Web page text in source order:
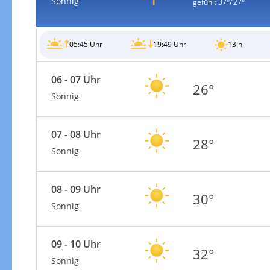
gefühlt37°/ 27°
05:45 Uhr 19:49 Uhr 13 h
06 - 07 Uhr
Sonnig 26°
07 - 08 Uhr
Sonnig 28°
08 - 09 Uhr
Sonnig 30°
09 - 10 Uhr
Sonnig 32°
Gewitterrisiko
Gewitterrisiko in 3h